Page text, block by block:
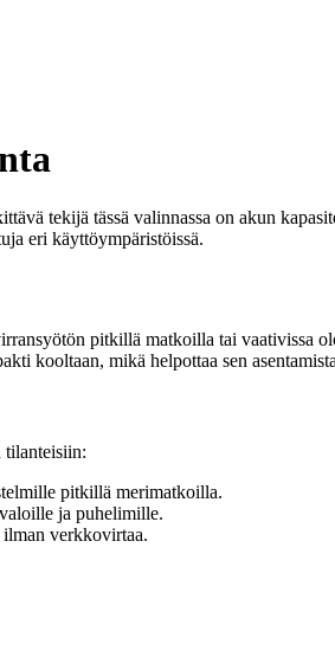
tekijä tässä valinnassa on akun
eri käyttöympäristöissä.
pitkillä matkoilla tai vaativissa
kooltaan, mikä helpottaa sen
tilanteisiin:
pitkillä merimatkoilla.
ja puhelimille.
verkkovirtaa.